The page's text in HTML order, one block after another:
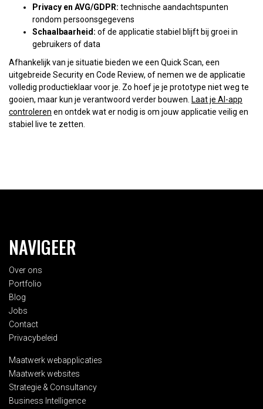
Privacy en AVG/GDPR: technische aandachtspunten
rondom persoonsgegevens
Schaalbaarheid: of de applicatie stabiel blijft bij groei in
gebruikers of data
Afhankelijk van je situatie bieden we een Quick Scan, een
uitgebreide Security en Code Review, of nemen we de applicatie
volledig productieklaar voor je. Zo hoef je je prototype niet weg te
gooien, maar kun je verantwoord verder bouwen. Laat je AI-app
controleren en ontdek wat er nodig is om jouw applicatie veilig en
stabiel live te zetten.
NAVIGEER
Over ons
Portfolio
Blog
Jobs
Contact
Privacybeleid
Maatwerk webapplicaties
Maatwerk websites
Strategie & Consultancy
Business Intelligence